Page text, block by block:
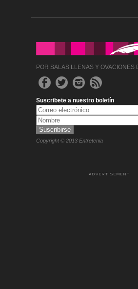
POR SALAS LLENAS Y OVACIONES
Suscribete a nuestro boletín
Copyright © 2013 Entretenia
ADVERTISEMENT